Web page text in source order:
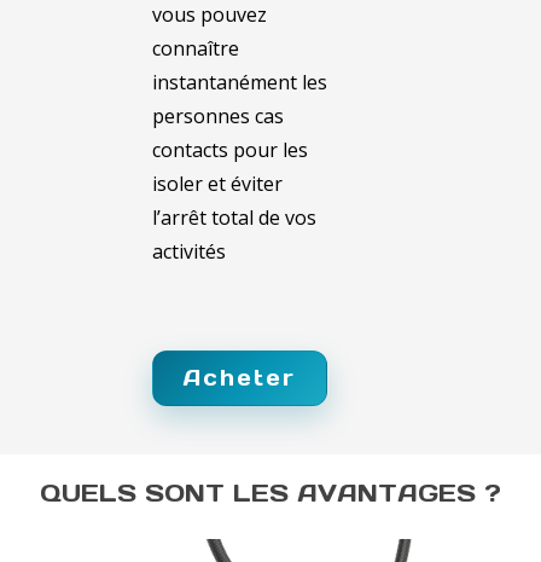
vous pouvez
connaître
instantanément les
personnes cas
contacts pour les
isoler et éviter
l’arrêt total de vos
activités
Acheter
QUELS SONT LES AVANTAGES ?